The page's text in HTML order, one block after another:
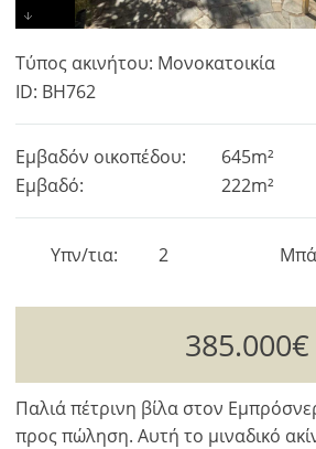
Τύπος ακινήτου: Μονοκατοικία
ID: BH762
Εμβαδόν οικοπέδου:
645m²
Εμβαδό:
222m²
2
Υπν/τια
385.000€
Παλιά πέτρινη βίλα στον
προς πώληση. Αυτή το μιναδικό